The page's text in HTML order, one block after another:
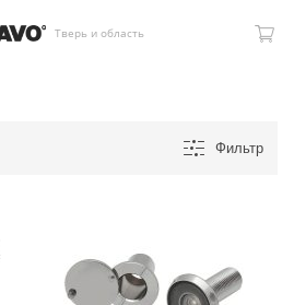
Тверь и область
Фильтр